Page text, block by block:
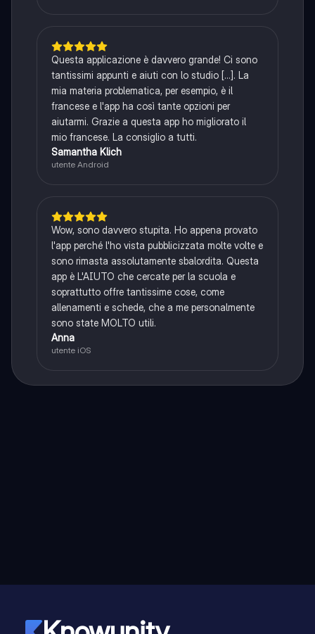
Questa applicazione è davvero grande! Ci sono
tantissimi appunti e aiuti con lo studio [...]. La
mia materia problematica, per esempio, è il
francese e l'app ha così tante opzioni per
aiutarmi. Grazie a questa app ho migliorato il
mio francese. La consiglio a tutti.
Samantha Klich
utente Android
Wow, sono davvero stupita. Ho appena provato
l'app perché l'ho vista pubblicizzata molte volte e
sono rimasta assolutamente sbalordita. Questa
app è L'AIUTO che cercate per la scuola e
soprattutto offre tantissime cose, come
allenamenti e schede, che a me personalmente
sono state MOLTO utili.
Anna
utente iOS